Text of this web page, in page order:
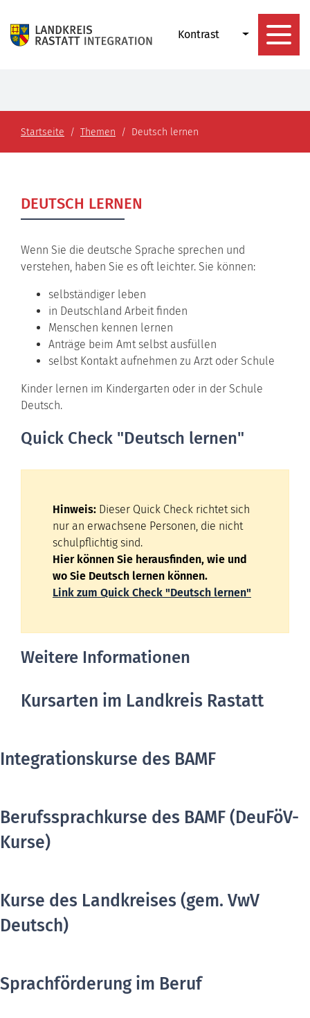
Kontrast
Startseite Themen Deutsch lernen
DEUTSCH LERNEN
Wenn Sie die deutsche Sprache sprechen und
verstehen, haben Sie es oft leichter. Sie können:
selbständiger leben
in Deutschland Arbeit finden
Menschen kennen lernen
Anträge beim Amt selbst ausfüllen
selbst Kontakt aufnehmen zu Arzt oder Schule
Kinder lernen im Kindergarten oder in der Schule
Deutsch.
Quick Check "Deutsch lernen"
Hinweis: Dieser Quick Check richtet sich
nur an erwachsene Personen, die nicht
schulpflichtig sind.
Hier können Sie herausfinden, wie und
wo Sie Deutsch lernen können.
Link zum Quick Check "Deutsch lernen"
Weitere Informationen
Kursarten im Landkreis Rastatt
Integrationskurse des BAMF
Berufssprachkurse des BAMF (DeuFöV-
Kurse)
Kurse des Landkreises (gem. VwV
Deutsch)
Sprachförderung im Beruf